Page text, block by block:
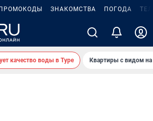
ПРОМОКОДЫ ЗНАКОМСТВА ПОГОДА
качество воды в Туре Квартиры с видом на